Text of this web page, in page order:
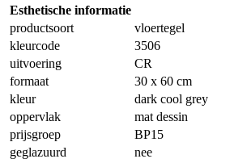
Esthetische informatie
productsoort
vloertegel
kleurcode
3506
uitvoering
CR
formaat
30 x 60 cm
kleur
dark cool grey
oppervlak
mat dessin
prijsgroep
BP15
geglazuurd
nee